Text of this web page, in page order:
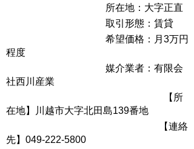
所在地：大字正直
取引形態：賃貸
希望価格：月3万円
程度
媒介業者：有限会
社西川産業
【所
在地】川越市大字北田島139番地
【連絡
先】049-222-5800